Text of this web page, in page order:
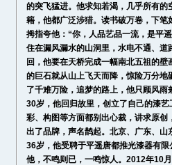
的突飞猛进。他求知若渴，几乎所有
籍，他都广泛涉猎。读书破万卷，下
拇指夸他：“你，人品艺品一流，是平遥
住在漏风漏水的山洞里，水电不通、
回，他要在天桥完成一幅南北五祖的
的巨石就从山上飞天而降，惊险万分
了千难万险，追梦的路上，他只顾风雨
30岁，他回归故里，创立了自己的漆
彩、构图等方面都别出心裁，讲求原
出了品牌，声名鹊起。北京、广东、
36岁，他受聘于平遥唐都推光漆器有
他，不鸣则已，一鸣惊人。2012年10